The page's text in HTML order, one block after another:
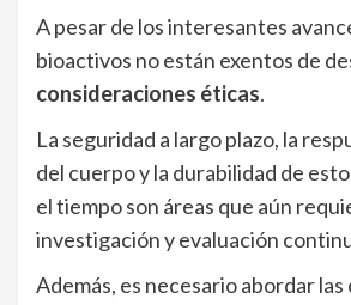
A pesar de los interesantes
bioactivos no están exentos de
consideraciones éticas.
La seguridad a largo plazo, la
del cuerpo y la durabilidad de
el tiempo son áreas que aún
investigación y evaluación
Además, es necesario abordar